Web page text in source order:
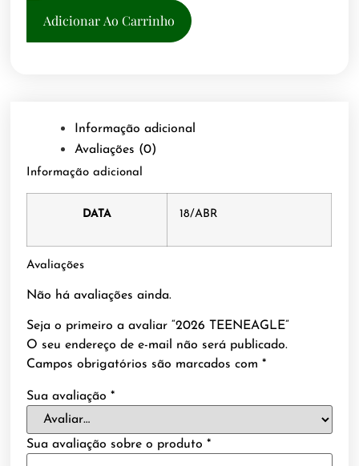
Adicionar Ao Carrinho
Informação adicional
Avaliações (0)
Informação adicional
DATA 18/ABR
Avaliações
Não há avaliações ainda.
Seja o primeiro a avaliar “2026 TEENEAGLE”
O seu endereço de e-mail não será publicado.
Campos obrigatórios são marcados com*
Sua avaliação*
Sua avaliação sobre o produto*